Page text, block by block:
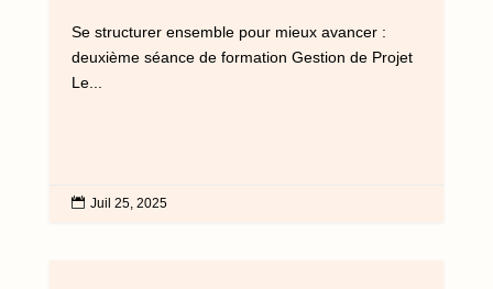
Se structurer ensemble pour mieux avancer :
deuxième séance de formation Gestion de Projet
Le...
 Juil 25, 2025